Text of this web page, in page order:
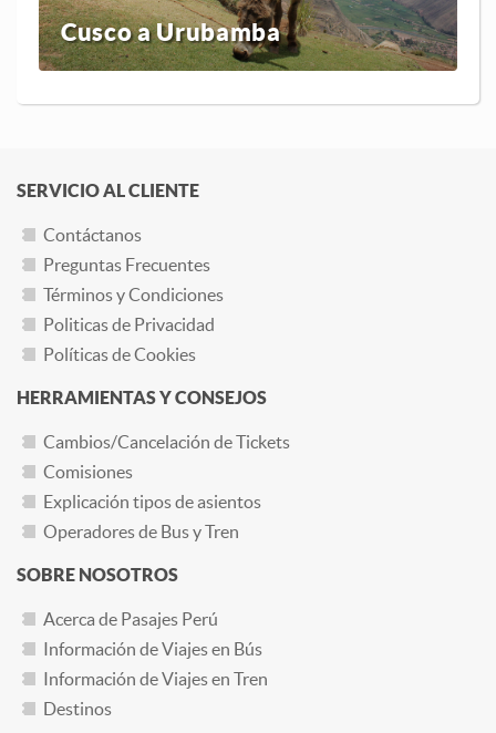
Cusco a Urubamba
SERVICIO AL CLIENTE
Contáctanos
Preguntas Frecuentes
Términos y Condiciones
Politicas de Privacidad
Políticas de Cookies
HERRAMIENTAS Y CONSEJOS
Cambios/Cancelación de Tickets
Comisiones
Explicación tipos de asientos
Operadores de Bus y Tren
SOBRE NOSOTROS
Acerca de Pasajes Perú
Información de Viajes en Bús
Información de Viajes en Tren
Destinos